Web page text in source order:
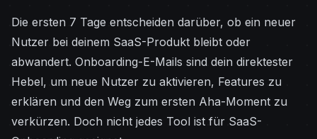
Die ersten 7 Tage entscheiden darüber, ob ein neuer
Nutzer bei deinem SaaS-Produkt bleibt oder
abwandert. Onboarding-E-Mails sind dein direktester
Hebel, um neue Nutzer zu aktivieren, Features zu
erklären und den Weg zum ersten Aha-Moment zu
verkürzen. Doch nicht jedes Tool ist für SaaS-